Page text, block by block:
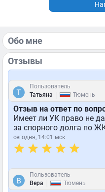
Обо мне
Отзывы
Пользователь
Татьяна
Тюмень
Отзыв на ответ по
Имеет ли УК право не
за спорного долга по
сегодня, 14:01 мск
Пользователь
Вера
Тюмень